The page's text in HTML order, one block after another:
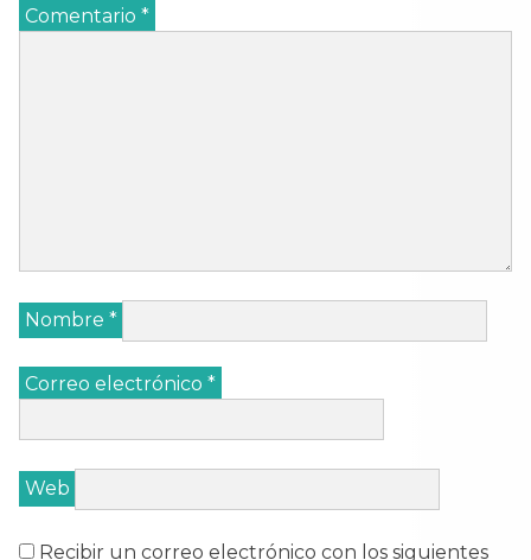
Comentario *
Nombre *
Correo electrónico *
Web
Recibir un correo electrónico con los siguientes